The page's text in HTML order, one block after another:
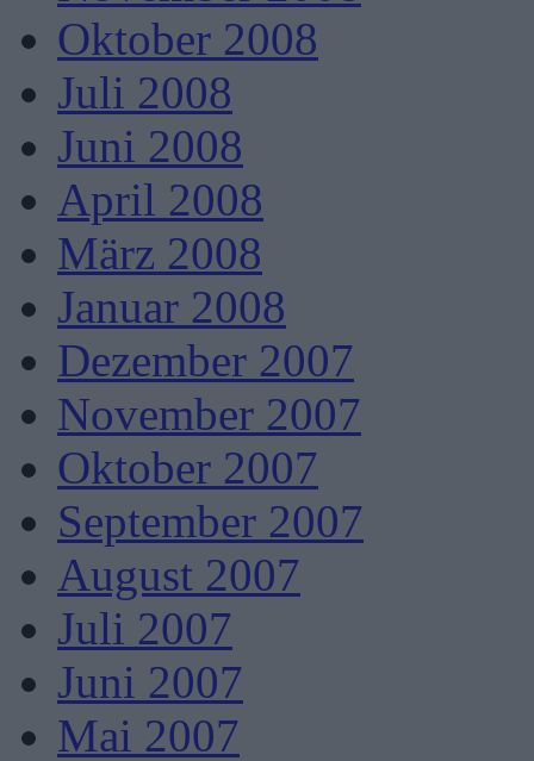
Oktober 2008
Juli 2008
Juni 2008
April 2008
März 2008
Januar 2008
Dezember 2007
November 2007
Oktober 2007
September 2007
August 2007
Juli 2007
Juni 2007
Mai 2007